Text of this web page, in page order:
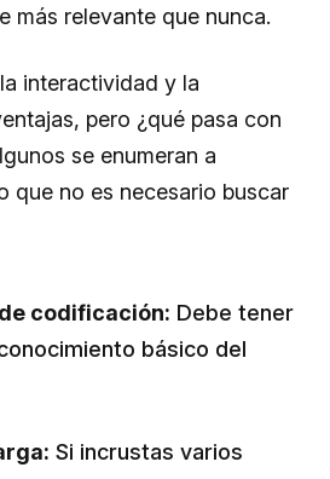
más relevante que nunca.
interactividad y la
pero ¿qué pasa con
se enumeran a
que no es necesario buscar
codificación: Debe tener
básico del
Si incrustas varios